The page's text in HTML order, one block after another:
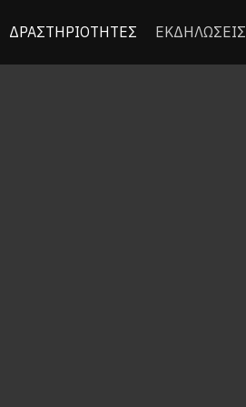
ΔΡΑΣΤΗΡΙΟΤΗΤΕΣ ΕΚΔΗΛΩΣΕΙΣ